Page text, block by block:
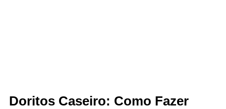
Doritos Caseiro: Como Fazer